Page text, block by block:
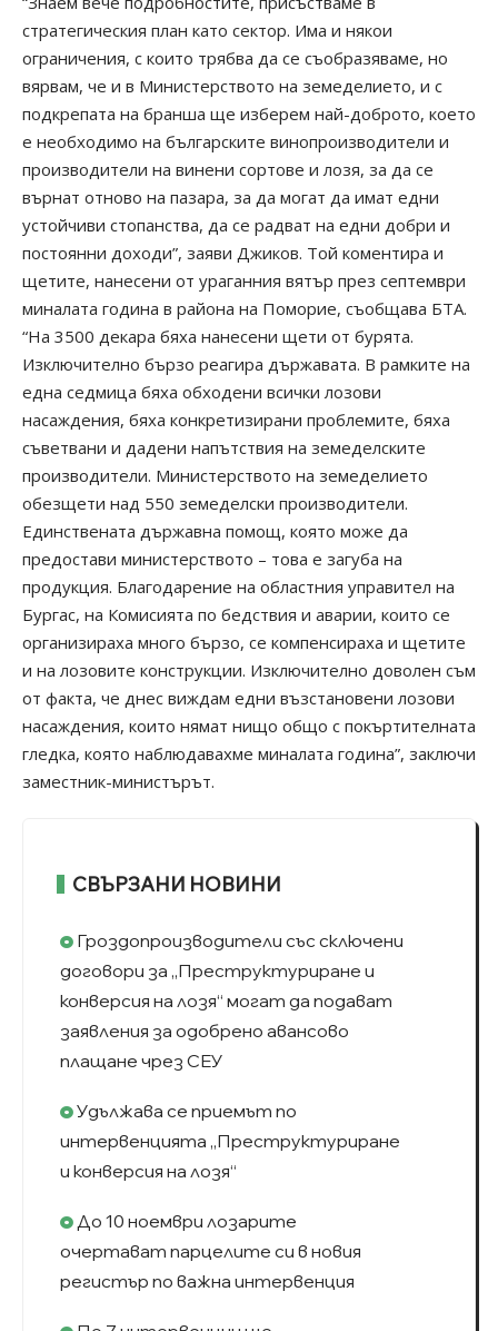
стратегическия план като сектор. Има и някои
ограничения, с които трябва да се съобразяваме, но
вярвам, че и в Министерството на земеделието, и с
подкрепата на бранша ще изберем най-доброто, което
е необходимо на българските винопроизводители и
производители на винени сортове и лозя, за да се
върнат отново на пазара, за да могат да имат едни
устойчиви стопанства, да се радват на едни добри и
постоянни доходи”, заяви Джиков. Той коментира и
щетите, нанесени от ураганния вятър през септември
миналата година в района на Поморие, съобщава БТА.
“На 3500 декара бяха нанесени щети от бурята.
Изключително бързо реагира държавата. В рамките на
една седмица бяха обходени всички лозови
насаждения, бяха конкретизирани проблемите, бяха
съветвани и дадени напътствия на земеделските
производители. Министерството на земеделието
обезщети над 550 земеделски производители.
Единствената държавна помощ, която може да
предостави министерството – това е загуба на
продукция. Благодарение на областния управител на
Бургас, на Комисията по бедствия и аварии, които се
организираха много бързо, се компенсираха и щетите
и на лозовите конструкции. Изключително доволен съм
от факта, че днес виждам едни възстановени лозови
насаждения, които нямат нищо общо с покъртителната
гледка, която наблюдавахме миналата година”, заключи
заместник-министърът.
СВЪРЗАНИ НОВИНИ
Гроздопроизводители със сключени
договори за „Преструктуриране и
конверсия на лозя“ могат да подават
заявления за одобрено авансово
плащане чрез СЕУ
Удължава се приемът по
интервенцията „Преструктуриране
и конверсия на лозя“
До 10 ноември лозарите
очертават парцелите си в новия
регистър по важна интервенция